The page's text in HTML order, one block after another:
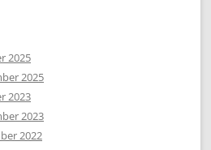
2025
2025
2023
2023
2022